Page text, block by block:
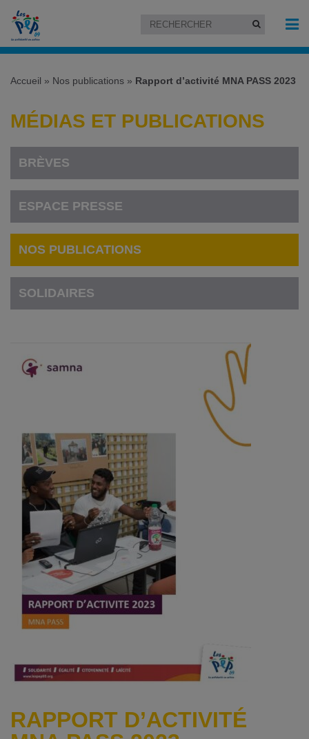
Accueil » Nos publications » Rapport d’activité MNA PASS 2023
MÉDIAS ET PUBLICATIONS
BRÈVES
ESPACE PRESSE
NOS PUBLICATIONS
SOLIDAIRES
RAPPORT D’ACTIVITÉ